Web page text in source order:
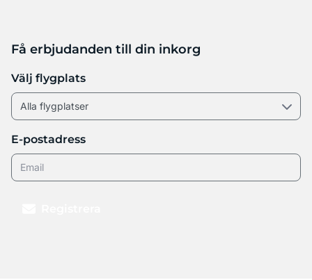
Få erbjudanden till din inkorg
Välj flygplats
E-postadress